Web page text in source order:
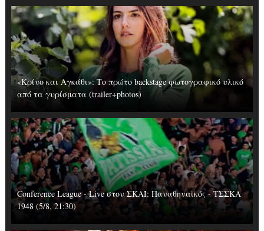
«Κρίνο και Αγκάθι»: Το πρώτο backstage φωτογραφικό υλικό
από τα γυρίσματα (trailer+photos)
Conference League - Live στον ΣΚΑΪ: Παναθηναϊκός - ΤΣΣΚΑ
1948 (5/8, 21:30)